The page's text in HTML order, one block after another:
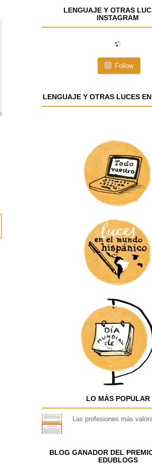
m
LENGUAJE Y OTRAS
INSTAGRAM
Follow
LENGUAJE Y OTRAS LUCES
LO MÁS POPULAR
Las profesiones más
BLOG GANADOR DEL
EDUBLOGS